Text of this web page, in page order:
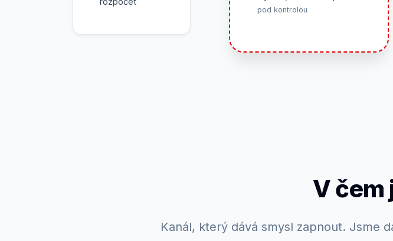
pod kontrolou
V čem
Kanál, který dává smysl zapnout. Jsme